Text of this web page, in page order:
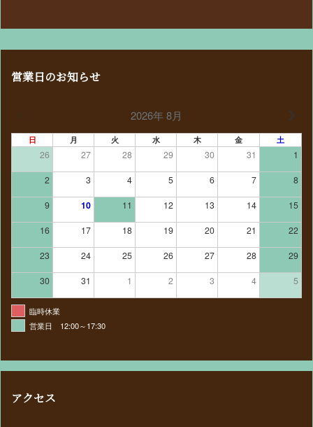
営業日のお知らせ
2026年 8月
日 月 火 水 木 金 土
26 27 28 29 30 31 1
2 3 4 5 6 7 8
9 10 11 12 13 14 15
16 17 18 19 20 21 22
23 24 25 26 27 28 29
30 31 1 2 3 4 5
臨時休業
営業日 12:00～17:30
アクセス